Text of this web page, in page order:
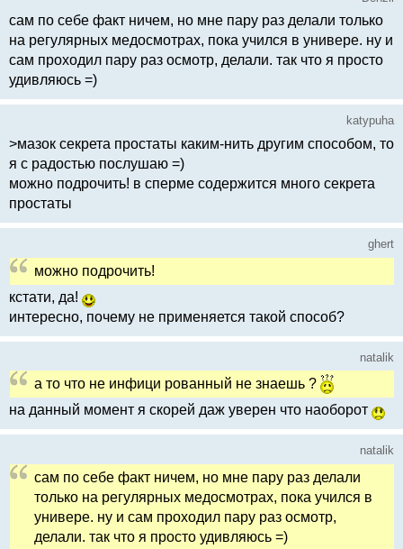
сам по себе факт ничем, но мне пару раз делали только
на регулярных медосмотрах, пока учился в универе. ну и
сам проходил пару раз осмотр, делали. так что я просто
удивляюсь =)
katypuha
>мазок секрета простаты каким-нить другим способом, то
я с радостью послушаю =)
можно подрочить! в сперме содержится много секрета
простаты
ghert
можно подрочить!
кстати, да!
интересно, почему не применяется такой способ?
natalik
а то что не инфици рованный не знаешь ?
на данный момент я скорей даж уверен что наоборот
natalik
сам по себе факт ничем, но мне пару раз делали
только на регулярных медосмотрах, пока учился в
универе. ну и сам проходил пару раз осмотр,
делали. так что я просто удивляюсь =)